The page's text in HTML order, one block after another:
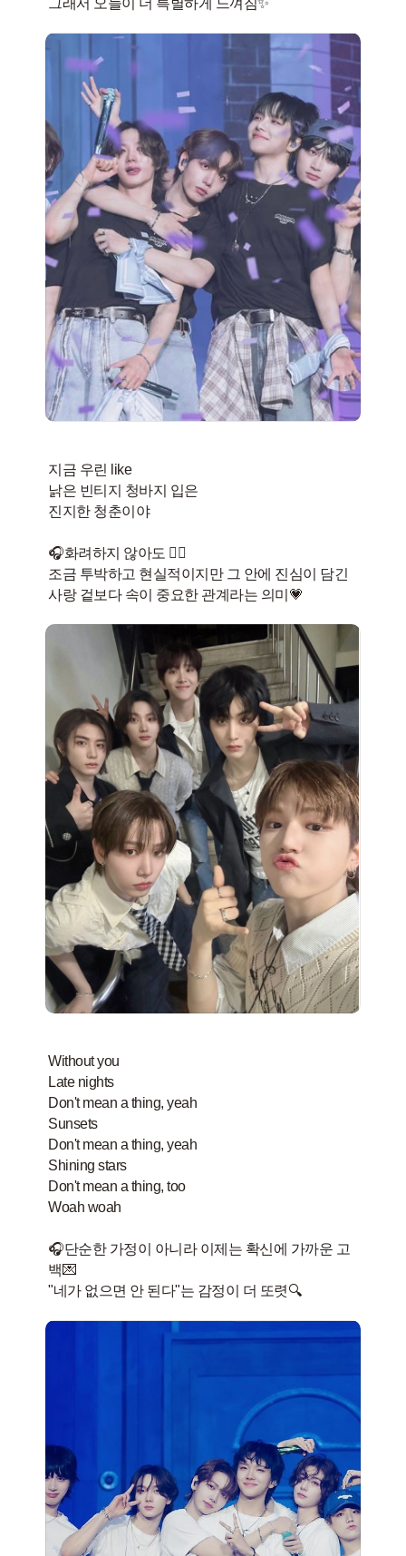
지금 우린 like
낡은 빈티지 청바지 입은
진지한 청춘이야
🎧화려하지 않아도 👍🏻
조금 투박하고 현실적이지만 그 안에 진심이 담긴
Without you
Late nights
Don't mean a thing, yeah
Sunsets
Don't mean a thing, yeah
Shining stars
Don't mean a thing, too
Woah woah
🎧단순한 가정이 아니라 이제는 확신에 가까운 고
백💌
"네가 없으면 안 된다"는 감정이 더 또렷🔍